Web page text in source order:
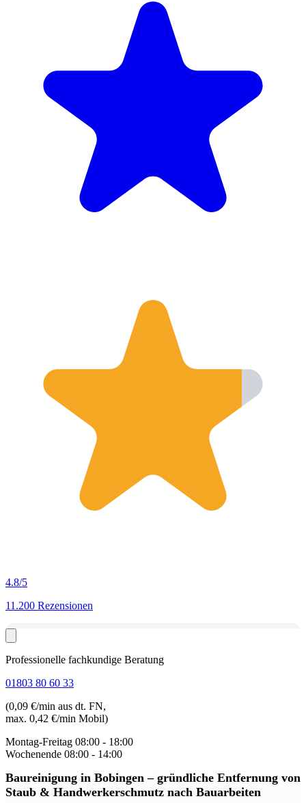
4.8/5
11.200 Rezensionen
Professionelle fachkundige Beratung
01803 80 60 33
(0,09 €/min aus dt. FN,
max. 0,42 €/min Mobil)
Montag-Freitag 08:00 - 18:00
Wochenende 08:00 - 14:00
Baureinigung in Bobingen– gründliche Entfernung von
Staub & Handwerkerschmutz nach Bauarbeiten